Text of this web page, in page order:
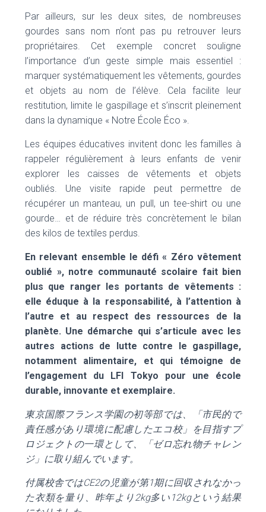
Par ailleurs, sur les deux sites, de nombreuses
gourdes sans nom n’ont pas pu retrouver leurs
propriétaires. Cet exemple concret souligne
l’importance d’un geste simple mais essentiel :
marquer systématiquement les vêtements, gourdes
et objets au nom de l’élève. Cela facilite leur
restitution, limite le gaspillage et s’inscrit pleinement
dans la dynamique « Notre École Éco ».
Les équipes éducatives invitent donc les familles à
rappeler régulièrement à leurs enfants de venir
explorer les caisses de vêtements et objets
oubliés. Une visite rapide peut permettre de
récupérer un manteau, un pull, un tee-shirt ou une
gourde… et de réduire très concrètement le bilan
des kilos de textiles perdus.
En relevant ensemble le défi « Zéro vêtement
oublié », notre communauté scolaire fait bien
plus que ranger les portants de vêtements :
elle éduque à la responsabilité, à l’attention à
l’autre et au respect des ressources de la
planète. Une démarche qui s’articule avec les
autres actions de lutte contre le gaspillage,
notamment alimentaire, et qui témoigne de
l’engagement du LFI Tokyo pour une école
durable, innovante et exemplaire.
東京国際フランス学園の初等部では、「市民的で
責任感があり環境に配慮したエコ校」を目指すプ
ロジェクトの一環として、「ゼロ忘れ物チャレン
ジ」に取り組んでいます。
付属校舎ではCE2の児童が第1期に回収されなかっ
た衣類を量り、昨年より2kg多い 12kgという結果